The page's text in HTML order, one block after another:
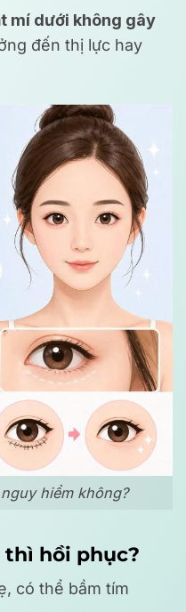
mí dưới không gây
đến thị lực hay
hiểm không?
thì hồi phục?
có thể bầm tím